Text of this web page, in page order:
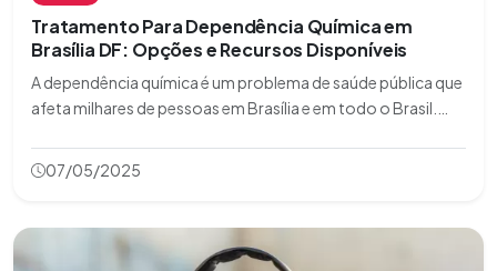
Tratamento Para Dependência Química em
Brasília DF: Opções e Recursos Disponíveis
A dependência química é um problema de saúde pública que
afeta milhares de pessoas em Brasília e em todo o Brasil.
tratamento, desde clínicas especializadas até programas de
apoio gratuitos. Neste a
07/05/2025